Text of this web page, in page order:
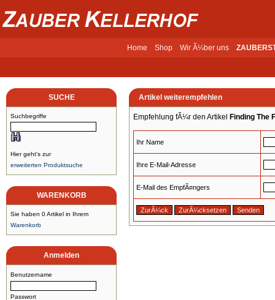
Home Shop Wir Ã¼ber uns
SUCHE
Suchbegriffe
Hier geht's zur
erweiterten Produktsuche
WARENKORB
Sie haben 0 Artikel in Ihrem
Warenkorb
Anmelden
Benutzername
Passwort
Artikel weiterempfehlen
Empfehlung fÃ¼r den Artikel Finding The
Ihr Name
Ihre E-Mail-Adresse
E-Mail des EmpfÃ¤ngers